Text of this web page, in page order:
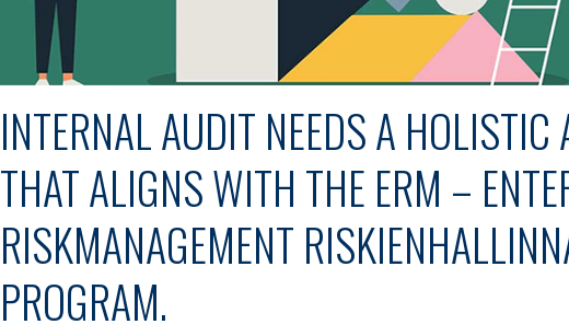
INTERNAL AUDIT NEEDS A HOLISTIC
THAT ALIGNS WITH THE ERM –
RISKMANAGEMENT
PROGRAM.